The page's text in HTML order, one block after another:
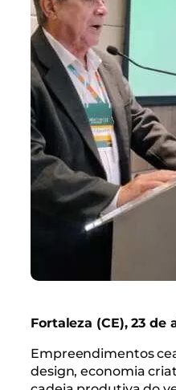
Fortaleza (CE), 23 de
Empreendimentos
design, economia